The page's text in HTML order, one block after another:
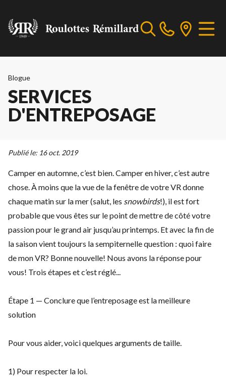
Blogue
SERVICES
D'ENTREPOSAGE
Publié le: 16 oct. 2019
Camper en automne, c’est bien. Camper en hiver, c’est autre
chose. À moins que la vue de la fenêtre de votre VR donne
chaque matin sur la mer (salut, les snowbirds!), il est fort
probable que vous êtes sur le point de mettre de côté votre
passion pour le grand air jusqu’au printemps. Et avec la fin de
la saison vient toujours la sempiternelle question : quoi faire
de mon VR? Bonne nouvelle! Nous avons la réponse pour
vous! Trois étapes et c’est réglé...
Étape 1 — Conclure que l’entreposage est la meilleure
solution
Pour vous aider, voici quelques arguments de taille.
1) Pour respecter la loi.